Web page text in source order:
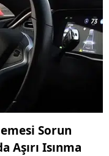
Sorun
Aşırı Isınma